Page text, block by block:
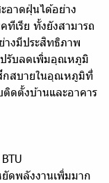
อาดฝุ่นได้อย่าง
เรีย ทั้งยังสามารถ
งมีประสิทธิภาพ
ปรับลดเพิ่มอุณหภูมิ
กสบายในอุณหภูมิที่
ดตั้งบ้านและอาคาร
ดพลังงานเพิ่มมาก